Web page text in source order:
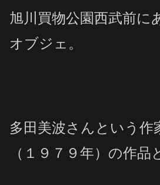
旭川買物公園西武前に
オブジェ。
多田美波さんという作
（１９７９年）の作品